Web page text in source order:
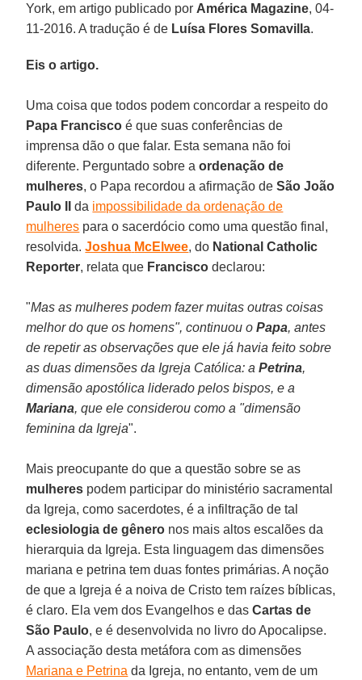
York, em artigo publicado por América Magazine, 04-
11-2016. A tradução é de Luísa Flores Somavilla.
Eis o artigo.
Uma coisa que todos podem concordar a respeito do
Papa Francisco é que suas conferências de
imprensa dão o que falar. Esta semana não foi
diferente. Perguntado sobre aordenação de
mulheres, o Papa recordou a afirmação deSão João
Paulo II
da impossibilidade da ordenação de
mulheres para o sacerdócio como uma questão final,
resolvida.Joshua McElwee, do National Catholic
Reporter, relata que Francisco declarou:
"Mas as mulheres podem fazer muitas outras coisas
melhor do que os homens", continuou oPapa, antes
de repetir as observações que ele já havia feito sobre
as duas dimensões da Igreja Católica: aPetrina,
dimensão apostólica liderado pelos bispos, e a
Mariana, que ele considerou como a "dimensão
feminina da Igreja".
Mais preocupante do que a questão sobre se as
mulheres podem participar do ministério sacramental
da Igreja, como sacerdotes, é a infiltração de tal
eclesiologia de gênero nos mais altos escalões da
hierarquia da Igreja. Esta linguagem das dimensões
mariana e petrina tem duas fontes primárias. A noção
de que a Igreja é a noiva de Cristo tem raízes bíblicas,
é claro. Ela vem dos Evangelhos e dasCartas de
São Paulo, e é desenvolvida no livro do Apocalipse.
A associação desta metáfora com as dimensões
Mariana e Petrina da Igreja, no entanto, vem de um